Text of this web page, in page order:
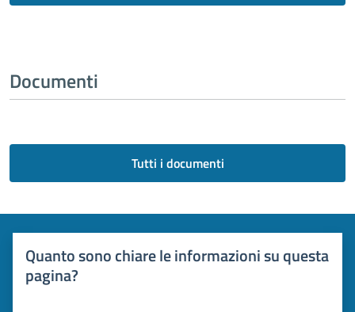
Documenti
Tutti i documenti
Quanto sono chiare le informazioni su questa
pagina?